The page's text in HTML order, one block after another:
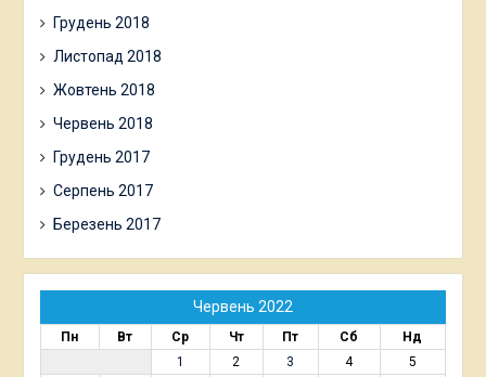
Грудень 2018
Листопад 2018
Жовтень 2018
Червень 2018
Грудень 2017
Серпень 2017
Березень 2017
Червень 2022
Пн Вт Ср Чт Пт Сб
Нд
1
2 3 4 5